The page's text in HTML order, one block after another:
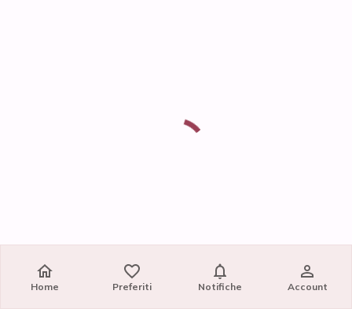
Home Preferiti Notifiche Account